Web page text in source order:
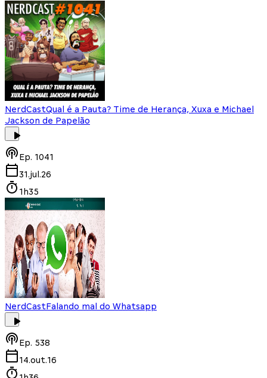
NerdCastQual é a Pauta? Time de Herança, Xuxa e Michael
Jackson de Papelão
Ep. 1041
31.jul.26
1h35
NerdCastFalando mal do Whatsapp
Ep. 538
14.out.16